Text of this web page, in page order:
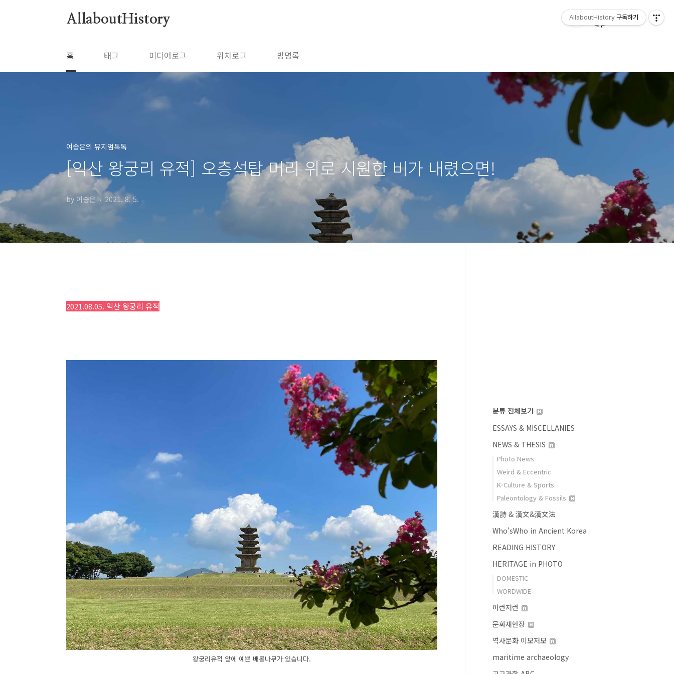
AllaboutHistory
홈 태그 미디어로그 위치로그 방명록
여송은의 뮤지엄톡톡
[익산 왕궁리 유적] 오층석탑 머리 위로 시원한 비가 내렸으면!
by 여송은 2021. 8. 5.
2021.08.05. 익산 왕궁리 유적
왕궁리유적 앞에 예쁜 배롱나무가 있습니다.
분류 전체보기
ESSAYS & MISCELLANIES
NEWS & THESIS
Photo News
Weird & Eccentric
K-Culture & Sports
Paleontology & Fossils
漢詩 & 漢文&漢文法
Who'sWho in Ancient Korea
READING HISTORY
HERITAGE in PHOTO
DOMESTIC
WORDWIDE
이런저런
문화재현장
역사문화 이모저모
maritime archaeology
AllaboutHistory 구독하기